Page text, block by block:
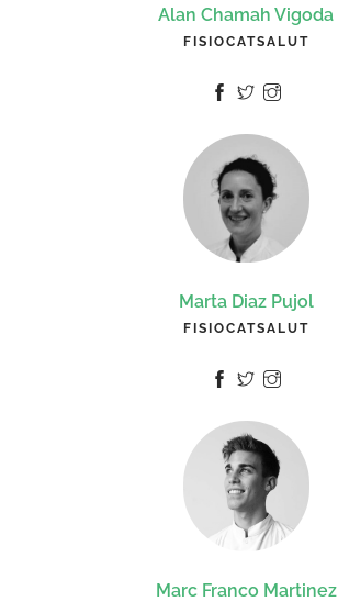
Alan Chamah Vigoda
FISIOCATSALUT
Marta Diaz Pujol
FISIOCATSALUT
Marc Franco Martinez